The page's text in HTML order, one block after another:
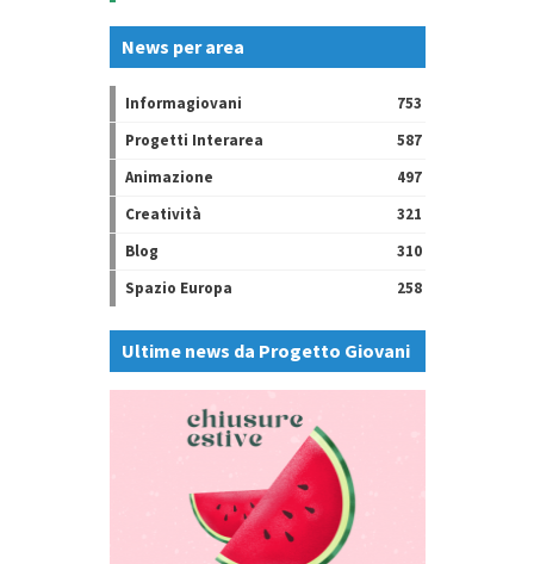
News per area
Informagiovani
753
Progetti Interarea
587
Animazione
497
Creatività
321
Blog
310
Spazio Europa
258
Ultime news da Progetto Giovani